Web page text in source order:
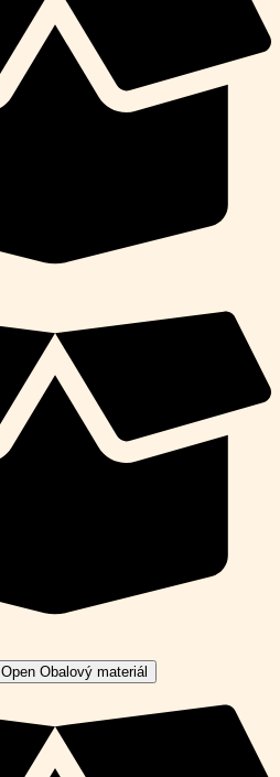
Open Obalový materiál